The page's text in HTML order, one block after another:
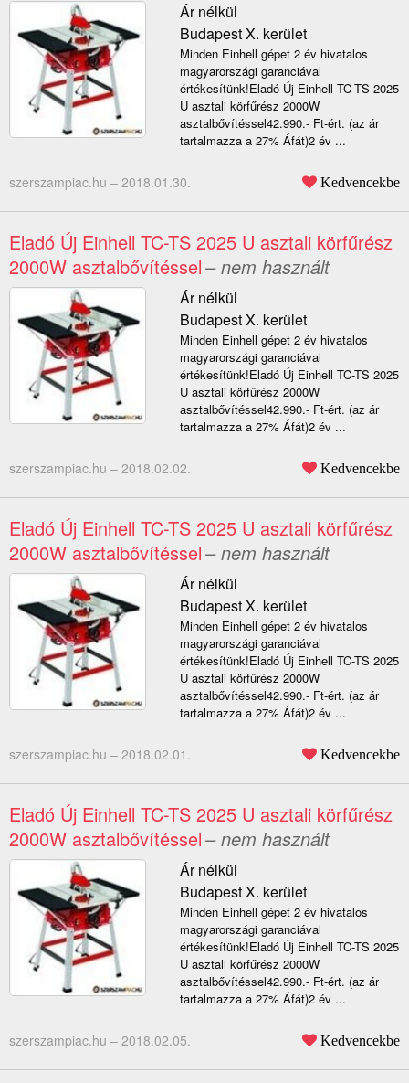
Ár nélkül
Budapest X. kerület
Minden Einhell gépet 2 év hivatalos
magyarországi garanciával
értékesítünk!Eladó Új Einhell TC-TS 2025
U asztali körfűrész 2000W
asztalbővítéssel42.990.- Ft-ért. (az ár
tartalmazza a 27% Áfát)2 év ...
szerszampiac.hu – 2018.01.30. Kedvencekbe
Eladó Új Einhell TC-TS 2025 U asztali körfűrész
2000W asztalbővítéssel– nem használt
Ár nélkül
Budapest X. kerület
Minden Einhell gépet 2 év hivatalos
magyarországi garanciával
értékesítünk!Eladó Új Einhell TC-TS 2025
U asztali körfűrész 2000W
asztalbővítéssel42.990.- Ft-ért. (az ár
tartalmazza a 27% Áfát)2 év ...
szerszampiac.hu – 2018.02.02. Kedvencekbe
Eladó Új Einhell TC-TS 2025 U asztali körfűrész
2000W asztalbővítéssel– nem használt
Ár nélkül
Budapest X. kerület
Minden Einhell gépet 2 év hivatalos
magyarországi garanciával
értékesítünk!Eladó Új Einhell TC-TS 2025
U asztali körfűrész 2000W
asztalbővítéssel42.990.- Ft-ért. (az ár
tartalmazza a 27% Áfát)2 év ...
szerszampiac.hu – 2018.02.01. Kedvencekbe
Eladó Új Einhell TC-TS 2025 U asztali körfűrész
2000W asztalbővítéssel– nem használt
Ár nélkül
Budapest X. kerület
Minden Einhell gépet 2 év hivatalos
magyarországi garanciával
értékesítünk!Eladó Új Einhell TC-TS 2025
U asztali körfűrész 2000W
asztalbővítéssel42.990.- Ft-ért. (az ár
tartalmazza a 27% Áfát)2 év ...
szerszampiac.hu – 2018.02.05. Kedvencekbe